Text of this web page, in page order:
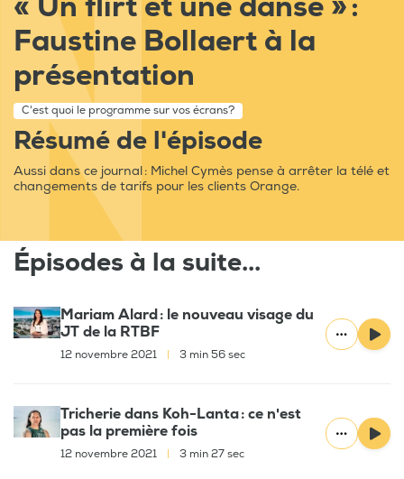
« Un flirt et une danse » :
Faustine Bollaert à la
présentation
C'est quoi le programme sur vos écrans?
Résumé de l'épisode
Aussi dans ce journal : Michel Cymès pense à arrêter la télé et
changements de tarifs pour les clients Orange.
Épisodes à la suite...
Mariam Alard : le nouveau visage du
JT de la RTBF
12 novembre 2021 3 min 56 sec
Tricherie dans Koh-Lanta : ce n'est
pas la première fois
12 novembre 2021 3 min 27 sec